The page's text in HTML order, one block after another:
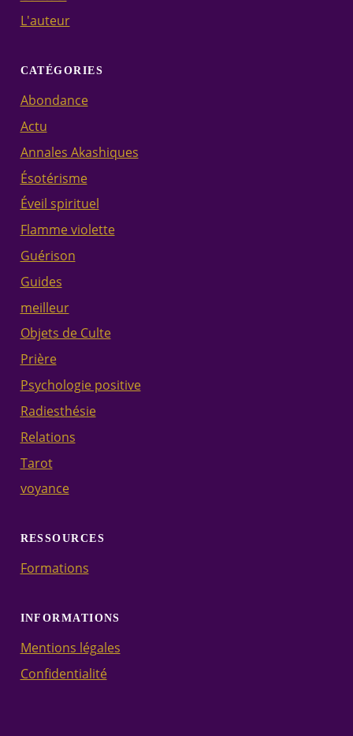
L'auteur
CATÉGORIES
Abondance
Actu
Annales Akashiques
Ésotérisme
Éveil spirituel
Flamme violette
Guérison
Guides
meilleur
Objets de Culte
Prière
Psychologie positive
Radiesthésie
Relations
Tarot
voyance
RESSOURCES
Formations
INFORMATIONS
Mentions légales
Confidentialité